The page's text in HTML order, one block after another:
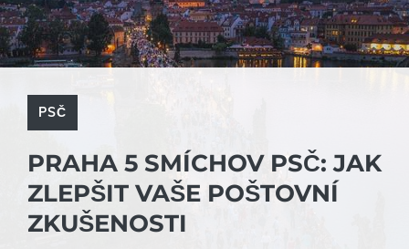
PSČ
PRAHA 5 SMÍCHOV PSČ: JAK
ZLEPŠIT VAŠE POŠTOVNÍ
ZKUŠENOSTI